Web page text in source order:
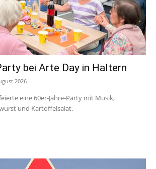
bei Arte Day in Haltern
2026
eine 60er-Jahre-Party mit Musik,
und Kartoffelsalat.